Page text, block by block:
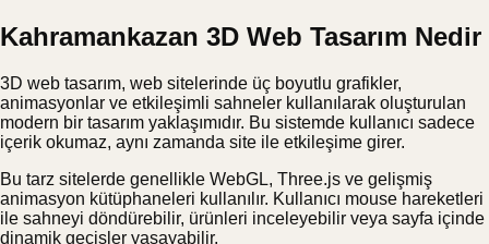
Kahramankazan 3D Web Tasarım Nedir
3D web tasarım, web sitelerinde üç boyutlu grafikler,
animasyonlar ve etkileşimli sahneler kullanılarak oluşturulan
modern bir tasarım yaklaşımıdır. Bu sistemde kullanıcı sadece
içerik okumaz, aynı zamanda site ile etkileşime girer.
Bu tarz sitelerde genellikle WebGL, Three.js ve gelişmiş
animasyon kütüphaneleri kullanılır. Kullanıcı mouse hareketleri
ile sahneyi döndürebilir, ürünleri inceleyebilir veya sayfa içinde
dinamik geçişler yaşayabilir.